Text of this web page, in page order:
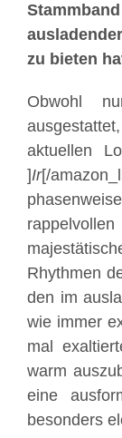
zu bieten
Obwohl
aktuellen
]Ir[/
Rhythmen
den im
wie immer
mal
warm
eine
besonders